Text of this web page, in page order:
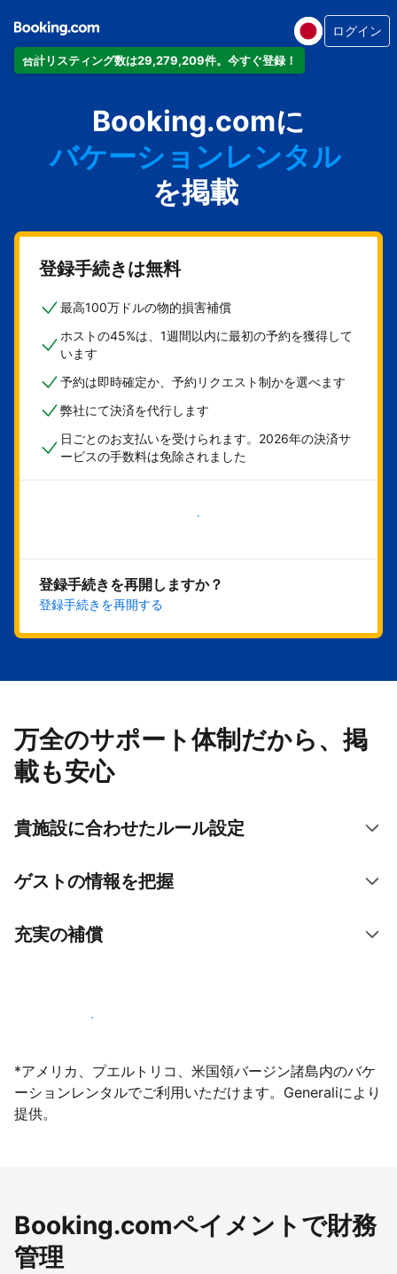
合計リスティング数は29,279,209件。今すぐ登録！
ログイン
Booking.comに
アパートメント
ホテル
バケーションレンタル
ゲストハウス
旅館
を掲載
登録手続きは無料
最高100万ドルの物的損害補償
ホストの45%は、1週間以内に最初の予約を獲得して
います
予約は即時確定か、予約リクエスト制かを選べます
弊社にて決済を代行します
日ごとのお支払いを受けられます。2026年の決済サ
ービスの手数料は免除されました
今すぐ始める
登録手続きを再開しますか？
登録手続きを再開する
万全のサポート体制だから、掲
載も安心
貴施設に合わせたルール設定
ゲストの情報を把握
充実の補償
今すぐ掲載登録する
*アメリカ、プエルトリコ、米国領バージン諸島内のバケ
ーションレンタルでご利用いただけます。Generaliにより
提供。
Booking.comペイメントで財務
管理